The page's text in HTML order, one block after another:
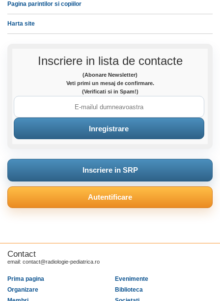
Pagina parintilor si copiilor
Harta site
Inscriere in lista de contacte
(Abonare Newsletter)
Veti primi un mesaj de confirmare.
(Verificati si in Spam!)
Inscriere in SRP
Autentificare
Contact
email: contact@radiologie-pediatrica.ro
Prima pagina
Organizare
Evenimente
Biblioteca